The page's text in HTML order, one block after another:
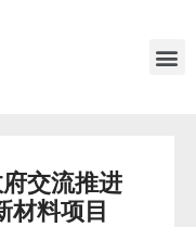
交流推进
材料项目